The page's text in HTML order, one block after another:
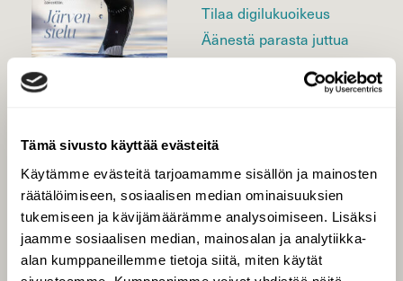
Tämä sivusto käyttää evästeitä
Käytämme evästeitä tarjoamamme sisällön ja mainosten
räätälöimiseen, sosiaalisen median ominaisuuksien
tukemiseen ja kävijämäärämme analysoimiseen. Lisäksi
jaamme sosiaalisen median, mainosalan ja analytiikka-
alan kumppaneillemme tietoja siitä, miten käytät
Tilaa digilukuoikeus
Äänestä parasta juttua
SUOMEN LUONNON­
SUOJELU­LIITTO
Suomen Luonto -lehden
kustantaja onSuomen
luonnonsuojelu­liitto.